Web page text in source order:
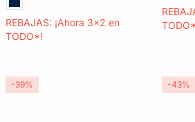
REBAJAS: ¡Ahora 3x2 en
TODO*!
-39% -43%